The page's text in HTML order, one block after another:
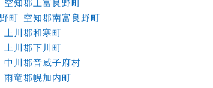
空知郡上富良野町
町 空知郡南富良野町
上川郡和寒町
上川郡下川町
中川郡音威子府村
雨竜郡幌加内町